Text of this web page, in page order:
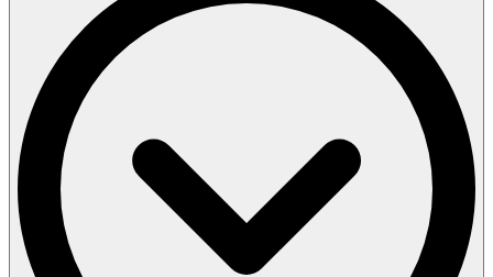
angemessen in das Managementsystem integriert ist.